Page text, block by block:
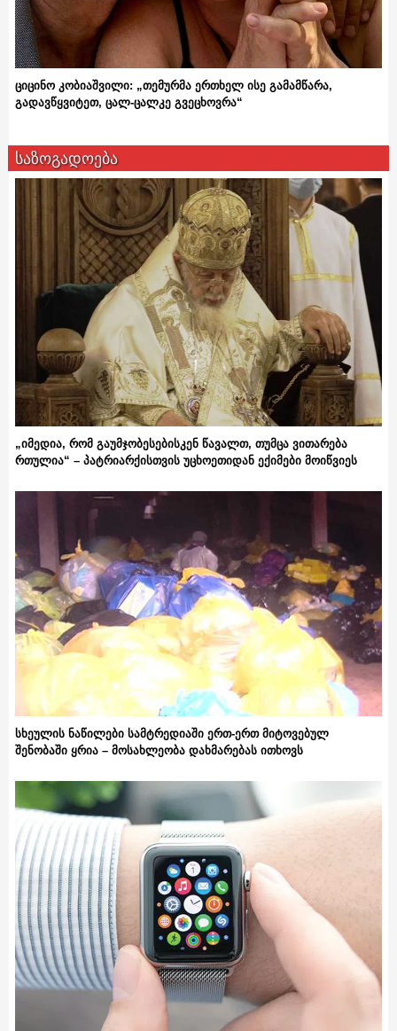
ციცინო კობიაშვილი: „თემურმა ერთხელ ისე გამამწარა,
გადავწყვიტეთ, ცალ-ცალკე გვეცხოვრა“
საზოგადოება
„იმედია, რომ გაუმჯობესებისკენ წავალთ, თუმცა ვითარება
რთულია“ – პატრიარქისთვის უცხოეთიდან ექიმები მოიწვიეს
სხეულის ნაწილები სამტრედიაში ერთ-ერთ მიტოვებულ
შენობაში ყრია – მოსახლეობა დახმარებას ითხოვს